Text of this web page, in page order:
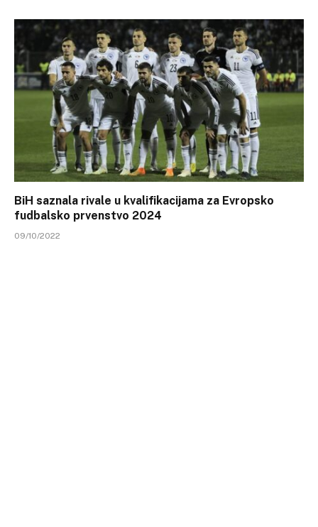
BiH saznala rivale u kvalifikacijama za Evropsko
fudbalsko prvenstvo 2024
09/10/2022